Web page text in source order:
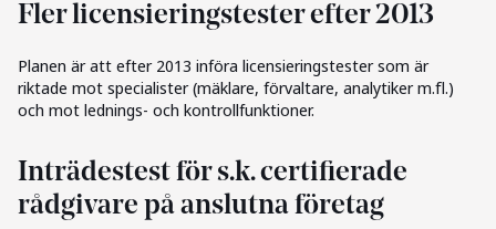
Fler licensieringstester efter 2013
Planen är att efter 2013 införa licensieringstester som är
riktade mot specialister (mäklare, förvaltare, analytiker m.fl.)
och mot lednings- och kontrollfunktioner.
Inträdestest för s.k. certifierade
rådgivare på anslutna företag